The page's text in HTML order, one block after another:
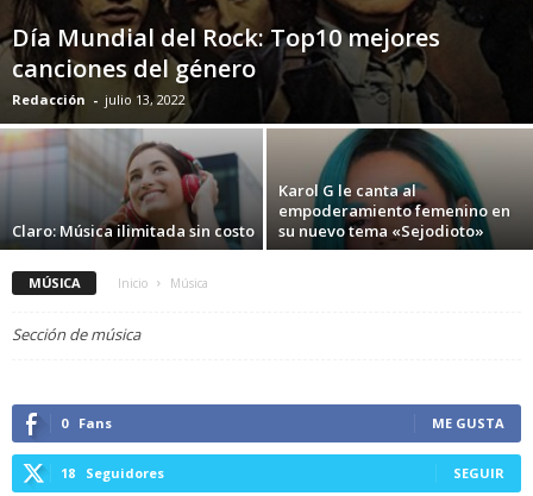
Día Mundial del Rock: Top10 mejores
canciones del género
Redacción - julio 13, 2022
Claro: Música ilimitada sin costo
Karol G le canta al
empoderamiento femenino en
su nuevo tema «Sejodioto»
MÚSICA Inicio Música
Sección de música
0 Fans ME GUSTA
18 Seguidores SEGUIR